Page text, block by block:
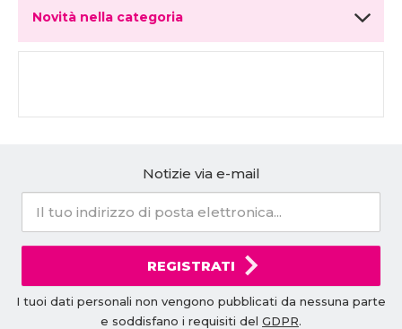
Novità nella categoria
Notizie via e-mail
REGISTRATI
I tuoi dati personali non vengono pubblicati da nessuna parte
e soddisfano i requisiti del GDPR.